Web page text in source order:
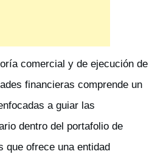
comercial y de ejecución de
financieras comprende un
a guiar las
dentro del portafolio de
que ofrece una entidad